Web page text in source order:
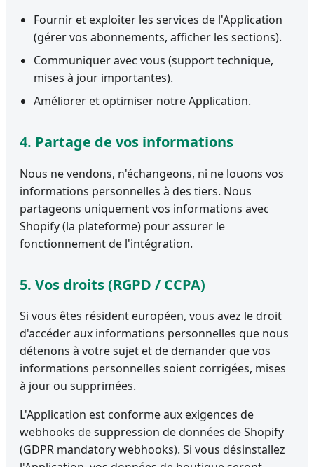
Fournir et exploiter les services de l'Application
(gérer vos abonnements, afficher les sections).
Communiquer avec vous (support technique,
mises à jour importantes).
Améliorer et optimiser notre Application.
4. Partage de vos informations
Nous ne vendons, n'échangeons, ni ne louons vos
informations personnelles à des tiers. Nous
partageons uniquement vos informations avec
Shopify (la plateforme) pour assurer le
fonctionnement de l'intégration.
5. Vos droits (RGPD / CCPA)
Si vous êtes résident européen, vous avez le droit
d'accéder aux informations personnelles que nous
détenons à votre sujet et de demander que vos
informations personnelles soient corrigées, mises
à jour ou supprimées.
L'Application est conforme aux exigences de
webhooks de suppression de données de Shopify
(GDPR mandatory webhooks). Si vous désinstallez